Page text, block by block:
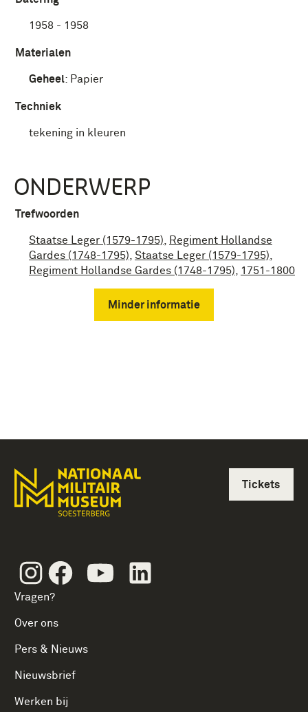
1958 - 1958
Materialen
Geheel: Papier
Techniek
tekening in kleuren
ONDERWERP
Trefwoorden
Staatse Leger (1579-1795)
Regiment Hollandse
Gardes (1748-1795) Staatse Leger (1579-1795)
Regiment Hollandse Gardes (1748-1795)
1751-1800
Minder informatie
InstagramFacebookYoutube
Vragen?
Over ons
Pers & Nieuws
Nieuwsbrief
Werken bij
Tickets